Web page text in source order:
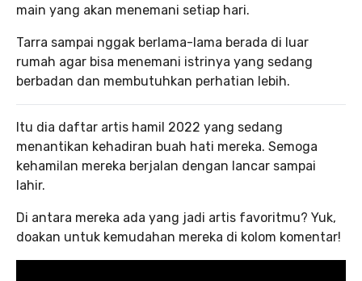
main yang akan menemani setiap hari.
Tarra sampai nggak berlama-lama berada di luar
rumah agar bisa menemani istrinya yang sedang
berbadan dan membutuhkan perhatian lebih.
Itu dia daftar artis hamil 2022 yang sedang
menantikan kehadiran buah hati mereka. Semoga
kehamilan mereka berjalan dengan lancar sampai
lahir.
Di antara mereka ada yang jadi artis favoritmu? Yuk,
doakan untuk kemudahan mereka di kolom komentar!